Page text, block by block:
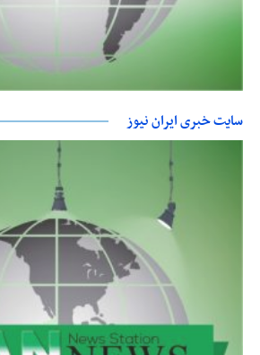
سایت خبری ایران نیوز